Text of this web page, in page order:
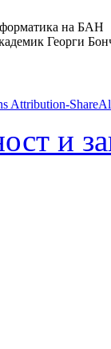
на БАН
Георги
Attribution-
и